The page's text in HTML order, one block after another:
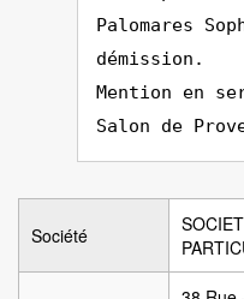
Palomares
démission.
Mention en
Salon de
Société